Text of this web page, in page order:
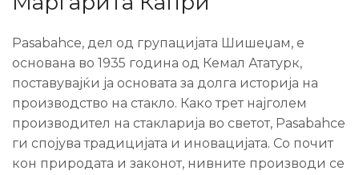
Pasabahce, дел од групацијата Шишеџам, е
основана во 1935 година од Кемал Ататурк,
поставувајќи ја основата за долга историја на
производство на стакло. Како трет најголем
производител на стакларија во светот, Pasabahce
ги спојува традицијата и иновацијата. Со почит
кон природата и законот, нивните производи се